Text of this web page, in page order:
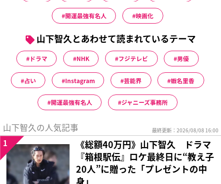
開運最強有名人 映画化
山下智久とあわせて読まれているテーマ
ドラマ NHK フジテレビ 男優
占い Instagram 芸能界 蝦名里香
開運最強有名人 ジャニーズ事務所
山下智久の人気記事 最終更新：2026/08/08 16:00
《総額40万円》山下智久 ドラマ
『箱根駅伝』ロケ最終日に“教え子
20人”に贈った「プレゼントの中
身」
1